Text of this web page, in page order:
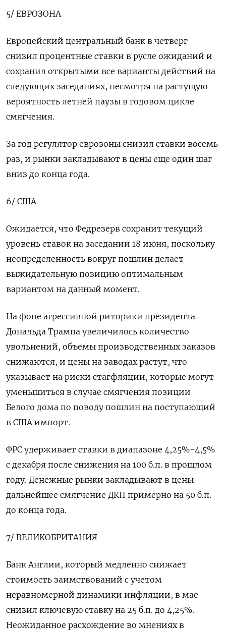
5/ ЕВРОЗОНА
Европейский центральный банк в четверг
снизил процентные ставки в русле ожиданий и
сохранил открытыми все варианты действий на
следующих заседаниях, несмотря на растущую
вероятность летней паузы в годовом цикле
смягчения.
За год регулятор еврозоны снизил ставки восемь
раз, и рынки закладывают в цены еще один шаг
вниз до конца года.
6/ США
Ожидается, что Федрезерв сохранит текущий
уровень ставок на заседании 18 июня, поскольку
неопределенность вокруг пошлин делает
выжидательную позицию оптимальным
вариантом на данный момент.
На фоне агрессивной риторики президента
Дональда Трампа увеличилось количество
увольнений, объемы производственных заказов
снижаются, и цены на заводах растут, что
указывает на риски стагфляции, которые могут
уменьшиться в случае смягчения позиции
Белого дома по поводу пошлин на поступающий
в США импорт.
ФРС удерживает ставки в диапазоне 4,25%-4,5%
с декабря после снижения на 100 б.п. в прошлом
году. Денежные рынки закладывают в цены
дальнейшее смягчение ДКП примерно на 50 б.п.
до конца года.
7/ ВЕЛИКОБРИТАНИЯ
Банк Англии, который медленно снижает
стоимость заимствований с учетом
неравномерной динамики инфляции, в мае
снизил ключевую ставку на 25 б.п. до 4,25%.
Неожиданное расхождение во мнениях в